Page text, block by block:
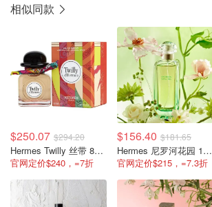
相似同款
$250.07 $294.20
Hermes Twilly 丝带 85ml/2.87oz
官网定价$240，=7折
$156.40 $181.65
Hermes 尼罗河花园 100ml/3.3oz
官网定价$215，=7.3折